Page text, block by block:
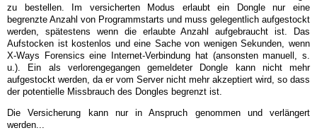
zu bestellen. Im versicherten Modus erlaubt ein Dongle nur eine
begrenzte Anzahl von Programmstarts und muss gelegentlich aufgestockt
werden, spätestens wenn die erlaubte Anzahl aufgebraucht ist. Das
Aufstocken ist kostenlos und eine Sache von wenigen Sekunden, wenn
X-Ways Forensics eine Internet-Verbindung hat (ansonsten manuell, s.
u.). Ein als verlorengegangen gemeldeter Dongle kann nicht mehr
aufgestockt werden, da er vom Server nicht mehr akzeptiert wird, so dass
der potentielle Missbrauch des Dongles begrenzt ist.
Die Versicherung kann nur in Anspruch genommen und verlängert
werden...